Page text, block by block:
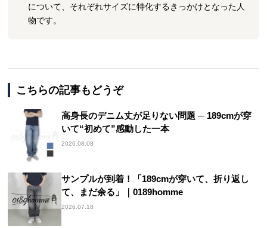
について、それぞれサイズに特化するきっかけとなった人
物です。
こちらの記事もどうぞ
高身長のデニム丈が足りない問題 ─ 189cmが穿
いて“初めて”感動した一本
2026.08.08
サンプルが到着！「189cmが穿いて、折り返し
て、まだ余る」｜0189homme
2026.07.18